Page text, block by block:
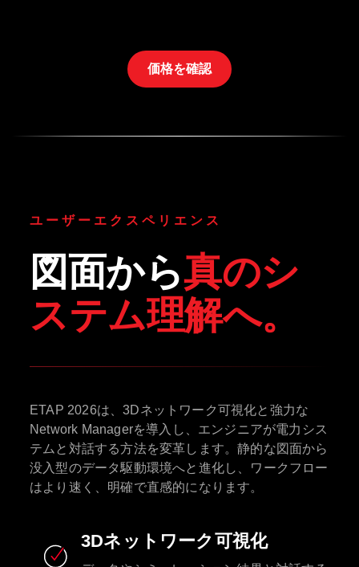
価格を確認
ユーザーエクスペリエンス
図面から真のシ
ステム理解へ。
ETAP 2026は、3Dネットワーク可視化と強力な
Network Managerを導入し、エンジニアが電力シス
テムと対話する方法を変革します。静的な図面から
没入型のデータ駆動環境へと進化し、ワークフロー
はより速く、明確で直感的になります。
3Dネットワーク可視化